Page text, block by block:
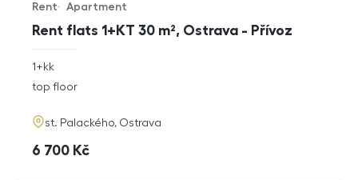
Rent flats 1+KT 30 m², Ostrava - Přívoz
Offer type
Rent
Property type
Apartment
rozměry
1+kk
funkce
top floor
adresa
st. Palackého, Ostrava
cena
6 700 Kč